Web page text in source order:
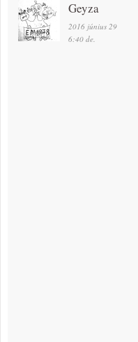
Geyza
2016 június 29
6:40 de.